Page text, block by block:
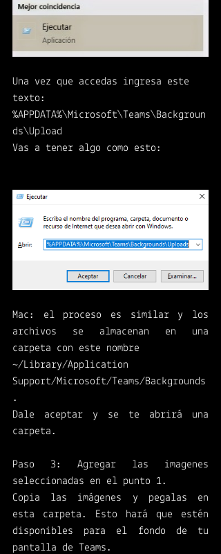
Una vez que accedas ingresa este
texto:
%APPDATA%\Microsoft\Teams\Backgroun
ds\Upload
Vas a tener algo como esto:
Mac: el proceso es similar y los
archivos se almacenan en una
carpeta con este nombre
~/Library/Application
Support/Microsoft/Teams/Backgrounds
.
Dale aceptar y se te abrirá una
carpeta.
Paso 3: Agregar las imagenes
seleccionadas en el punto 1.
Copia las imágenes y pegalas en
esta carpeta. Esto hará que estén
disponibles para el fondo de tu
pantalla de Teams.